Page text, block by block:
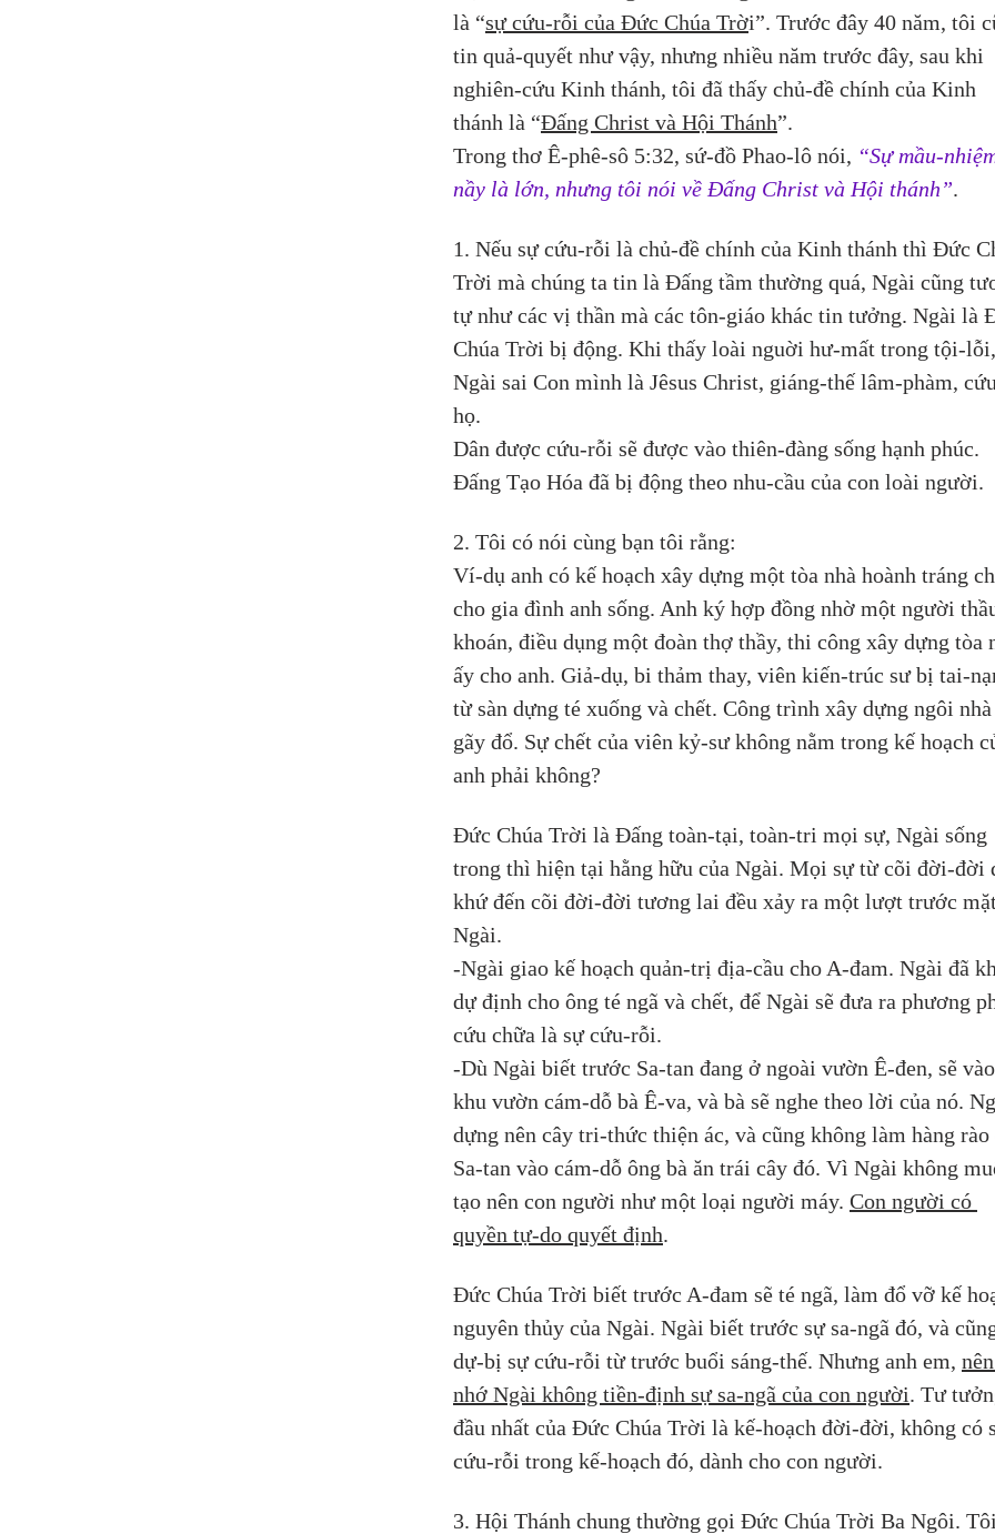
là “sự cứu-rỗi của Đức Chúa Trời”. Trước đây 40 năm, tôi
tin quả-quyết như vậy, nhưng nhiều năm trước đây, sau khi
nghiên-cứu Kinh thánh, tôi đã thấy chủ-đề chính của Kinh
thánh là “Đấng Christ và Hội Thánh”.
Trong thơ Ê-phê-sô 5:32, sứ-đồ Phao-lô nói, “Sự mầu-
nầy là lớn, nhưng tôi nói về Đấng Christ và Hội thánh”.
1. Nếu sự cứu-rỗi là chủ-đề chính của Kinh thánh thì Đức
Trời mà chúng ta tin là Đấng tầm thường quá, Ngài cũng
tự như các vị thần mà các tôn-giáo khác tin tưởng. Ngài là
Chúa Trời bị động. Khi thấy loài nguời hư-mất trong tội-lỗi,
Ngài sai Con mình là Jêsus Christ, giáng-thế lâm-phàm,
họ.
Dân được cứu-rỗi sẽ được vào thiên-đàng sống hạnh phúc.
Đấng Tạo Hóa đã bị động theo nhu-cầu của con loài người.
2. Tôi có nói cùng bạn tôi rằng:
Ví-dụ anh có kế hoạch xây dựng một tòa nhà hoành tráng
cho gia đình anh sống. Anh ký hợp đồng nhờ một người
khoán, điều dụng một đoàn thợ thầy, thi công xây dựng tòa
ấy cho anh. Giả-dụ, bi thảm thay, viên kiến-trúc sư bị tai-
từ sàn dựng té xuống và chết. Công trình xây dựng ngôi
gãy đổ. Sự chết của viên kỷ-sư không nằm trong kế hoạch
anh phải không?
Đức Chúa Trời là Đấng toàn-tại, toàn-tri mọi sự, Ngài sống
trong thì hiện tại hằng hữu của Ngài. Mọi sự từ cõi đời-đời
khứ đến cõi đời-đời tương lai đều xảy ra một lượt trước mặt
Ngài.
-Ngài giao kế hoạch quản-trị địa-cầu cho A-đam. Ngài đã
dự định cho ông té ngã và chết, để Ngài sẽ đưa ra phương
cứu chữa là sự cứu-rỗi.
-Dù Ngài biết trước Sa-tan đang ở ngoài vườn Ê-đen, sẽ vào
khu vườn cám-dỗ bà Ê-va, và bà sẽ nghe theo lời của nó.
dựng nên cây tri-thức thiện ác, và cũng không làm hàng rào
Sa-tan vào cám-dỗ ông bà ăn trái cây đó. Vì Ngài không
tạo nên con người như một loại người máy. Con người có
quyền tự-do quyết định.
Đức Chúa Trời biết trước A-đam sẽ té ngã, làm đổ vỡ kế
nguyên thủy của Ngài. Ngài biết trước sự sa-ngã đó, và
dự-bị sự cứu-rỗi từ trước buổi sáng-thế. Nhưng anh em, nên
nhớ Ngài không tiền-định sự sa-ngã của con người. Tư
đầu nhất của Đức Chúa Trời là kế-hoạch đời-đời, không có
cứu-rỗi trong kế-hoạch đó, dành cho con người.
3. Hội Thánh chung thường gọi Đức Chúa Trời Ba Ngôi. Tôi